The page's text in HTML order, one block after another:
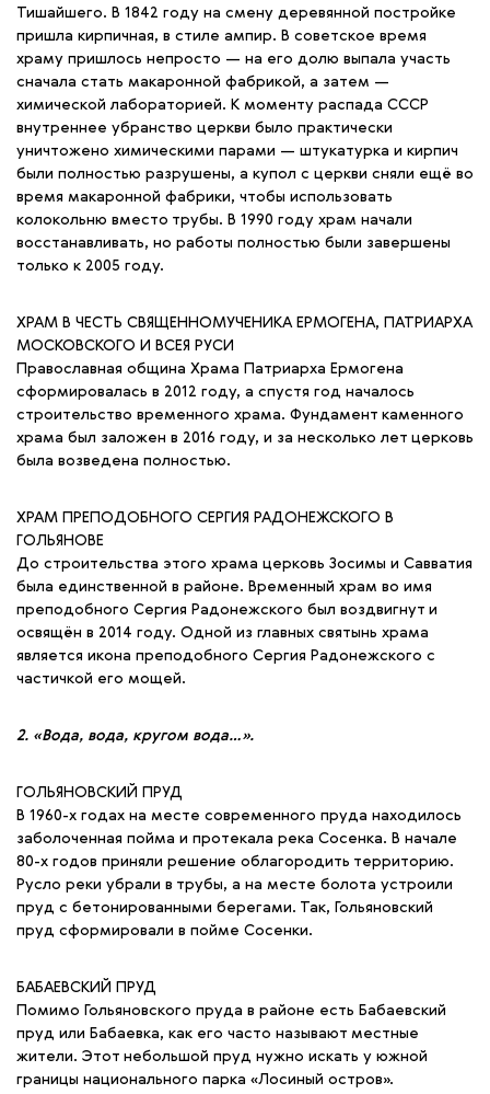
Тишайшего. В 1842 году на смену деревянной постройке
пришла кирпичная, в стиле ампир. В советское время
храму пришлось непросто — на его долю выпала участь
сначала стать макаронной фабрикой, а затем —
химической лабораторией. К моменту распада СССР
внутреннее убранство церкви было практически
уничтожено химическими парами — штукатурка и кирпич
были полностью разрушены, а купол с церкви сняли ещё во
время макаронной фабрики, чтобы использовать
колокольню вместо трубы. В 1990 году храм начали
восстанавливать, но работы полностью были завершены
только к 2005 году.
ХРАМ В ЧЕСТЬ СВЯЩЕННОМУЧЕНИКА ЕРМОГЕНА, ПАТРИАРХА
МОСКОВСКОГО И ВСЕЯ РУСИ
Православная община Храма Патриарха Ермогена
сформировалась в 2012 году, а спустя год началось
строительство временного храма. Фундамент каменного
храма был заложен в 2016 году, и за несколько лет церковь
была возведена полностью.
ХРАМ ПРЕПОДОБНОГО СЕРГИЯ РАДОНЕЖСКОГО В
ГОЛЬЯНОВЕ
До строительства этого храма церковь Зосимы и Савватия
была единственной в районе. Временный храм во имя
преподобного Сергия Радонежского был воздвигнут и
освящён в 2014 году. Одной из главных святынь храма
является икона преподобного Сергия Радонежского с
частичкой его мощей.
2. «Вода, вода, кругом вода…».
ГОЛЬЯНОВСКИЙ ПРУД
В 1960-х годах на месте современного пруда находилось
заболоченная пойма и протекала река Сосенка. В начале
80-х годов приняли решение облагородить территорию.
Русло реки убрали в трубы, а на месте болота устроили
пруд с бетонированными берегами. Так, Гольяновский
пруд сформировали в пойме Сосенки.
БАБАЕВСКИЙ ПРУД
Помимо Гольяновского пруда в районе есть Бабаевский
пруд или Бабаевка, как его часто называют местные
жители. Этот небольшой пруд нужно искать у южной
границы национального парка «Лосиный остров».